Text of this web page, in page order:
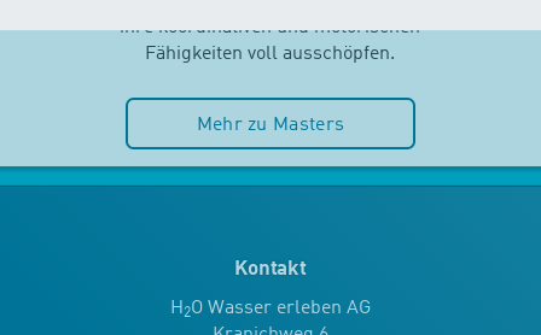
ihre koordinativen und motorischen
Fähigkeiten voll ausschöpfen.
Mehr zu Masters
Kontakt
H2O Wasser erleben AG